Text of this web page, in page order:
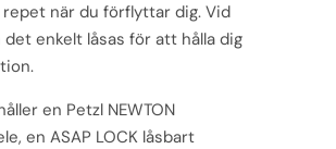
repet när du förflyttar dig. Vid
det enkelt låsas för att hålla dig
en Petzl NEWTON
en ASAP LOCK låsbart